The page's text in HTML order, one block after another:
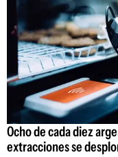
Ocho de cada diez
extracciones se